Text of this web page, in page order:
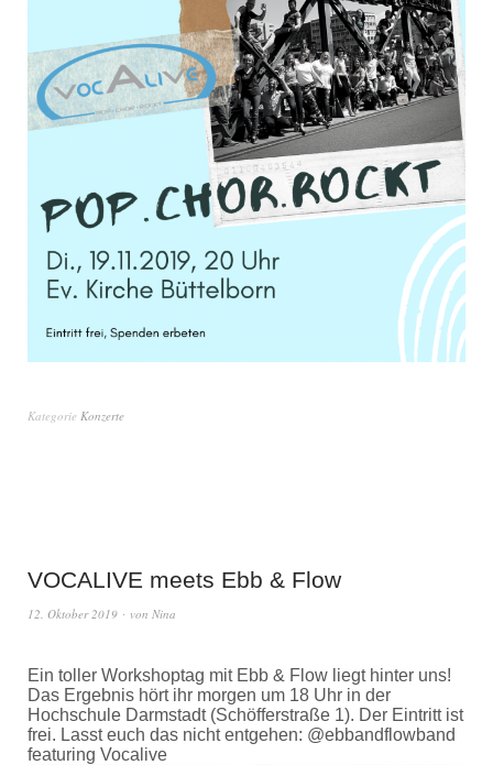
Kategorie Konzerte
VOCALIVE meets Ebb & Flow
12. Oktober 2019 von Nina
Ein toller Workshoptag mit Ebb & Flow liegt hinter uns!
Das Ergebnis hört ihr morgen um 18 Uhr in der
Hochschule Darmstadt (Schöfferstraße 1). Der Eintritt ist
frei. Lasst euch das nicht entgehen: @ebbandflowband
featuring Vocalive